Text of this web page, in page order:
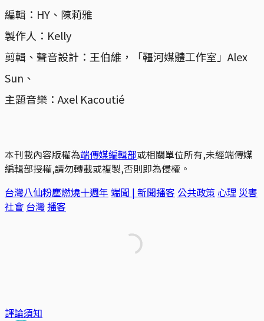
編輯：HY、陳莉雅
製作人：Kelly
剪輯、聲音設計：王伯維，「韁河媒體工作室」Alex
Sun、
主題音樂：Axel Kacoutié
本刊載內容版權為端傳媒編輯部或相關單位所有,未經端傳媒
編輯部授權,請勿轉載或複製,否則即為侵權。
台灣八仙粉塵燃燒十週年 端聞 | 新聞播客 公共政策 心理 災害
社會 台灣播客
評論須知